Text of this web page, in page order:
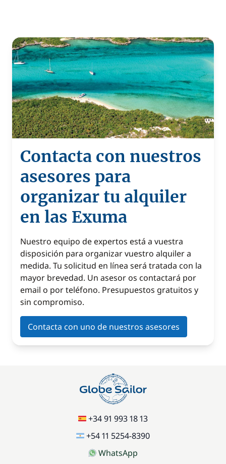
Contacta con nuestros
asesores para
organizar tu alquiler
en las Exuma
Nuestro equipo de expertos está a vuestra
disposición para organizar vuestro alquiler a
medida. Tu solicitud en línea será tratada con la
mayor brevedad. Un asesor os contactará por
email o por teléfono. Presupuestos gratuitos y
sin compromiso.
Contacta con uno de nuestros asesores
+34 91 993 18 13
+54 11 5254-8390
WhatsApp